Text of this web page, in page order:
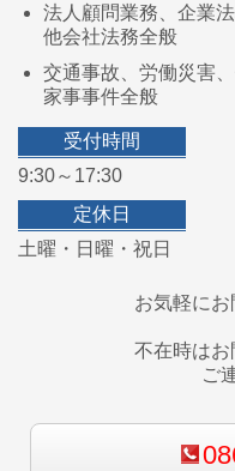
法人顧問業務、 企業
他会社法務全般
交通事故、労働災害
家事事件全般
受付時間
9:30～17:30
定休日
土曜・日曜・祝日
お気軽に
不在時はお
ご